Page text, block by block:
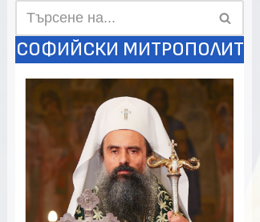
СОФИЙСКИ МИТРОПОЛИТ